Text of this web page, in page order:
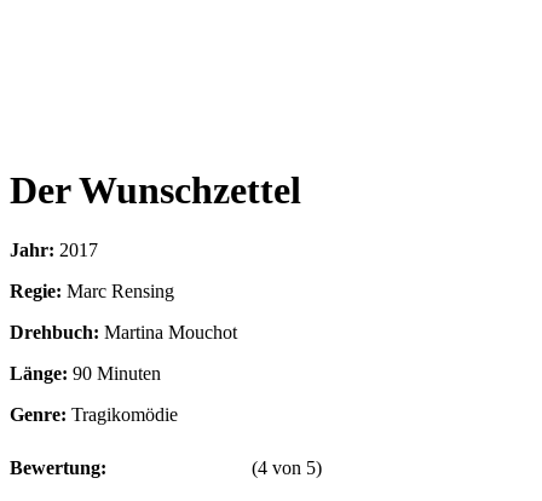
Der Wunschzettel
Jahr: 2017
Regie: Marc Rensing
Drehbuch: Martina Mouchot
Länge: 90 Minuten
Genre: Tragikomödie
Bewertung: (4 von 5)